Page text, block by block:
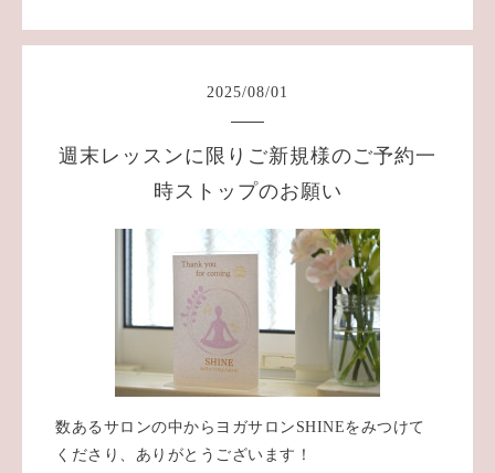
2025/08/01
週末レッスンに限りご新規様のご予約一
時ストップのお願い
数あるサロンの中からヨガサロンSHINEをみつけて
くださり、ありがとうございます！